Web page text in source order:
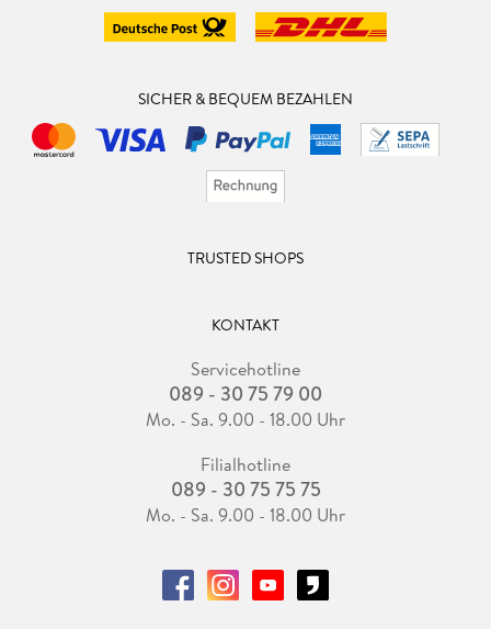
SICHER & BEQUEM BEZAHLEN
TRUSTED SHOPS
KONTAKT
Servicehotline
089 - 30 75 79 00
Mo. - Sa. 9.00 - 18.00 Uhr
Filialhotline
089 - 30 75 75 75
Mo. - Sa. 9.00 - 18.00 Uhr